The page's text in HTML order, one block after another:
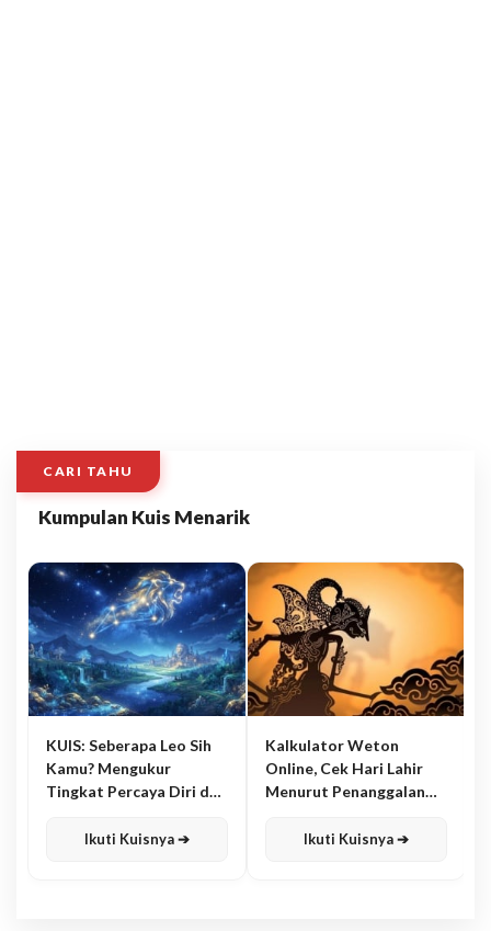
CARI TAHU
Kumpulan Kuis Menarik
KUIS: Seberapa Leo Sih
Kamu? Mengukur
Tingkat Percaya Diri dan
Ikuti Kuisnya ➔
Kalkulator Weton
Online, Cek Hari Lahir
Menurut Penanggalan
Ikuti Kuisnya ➔